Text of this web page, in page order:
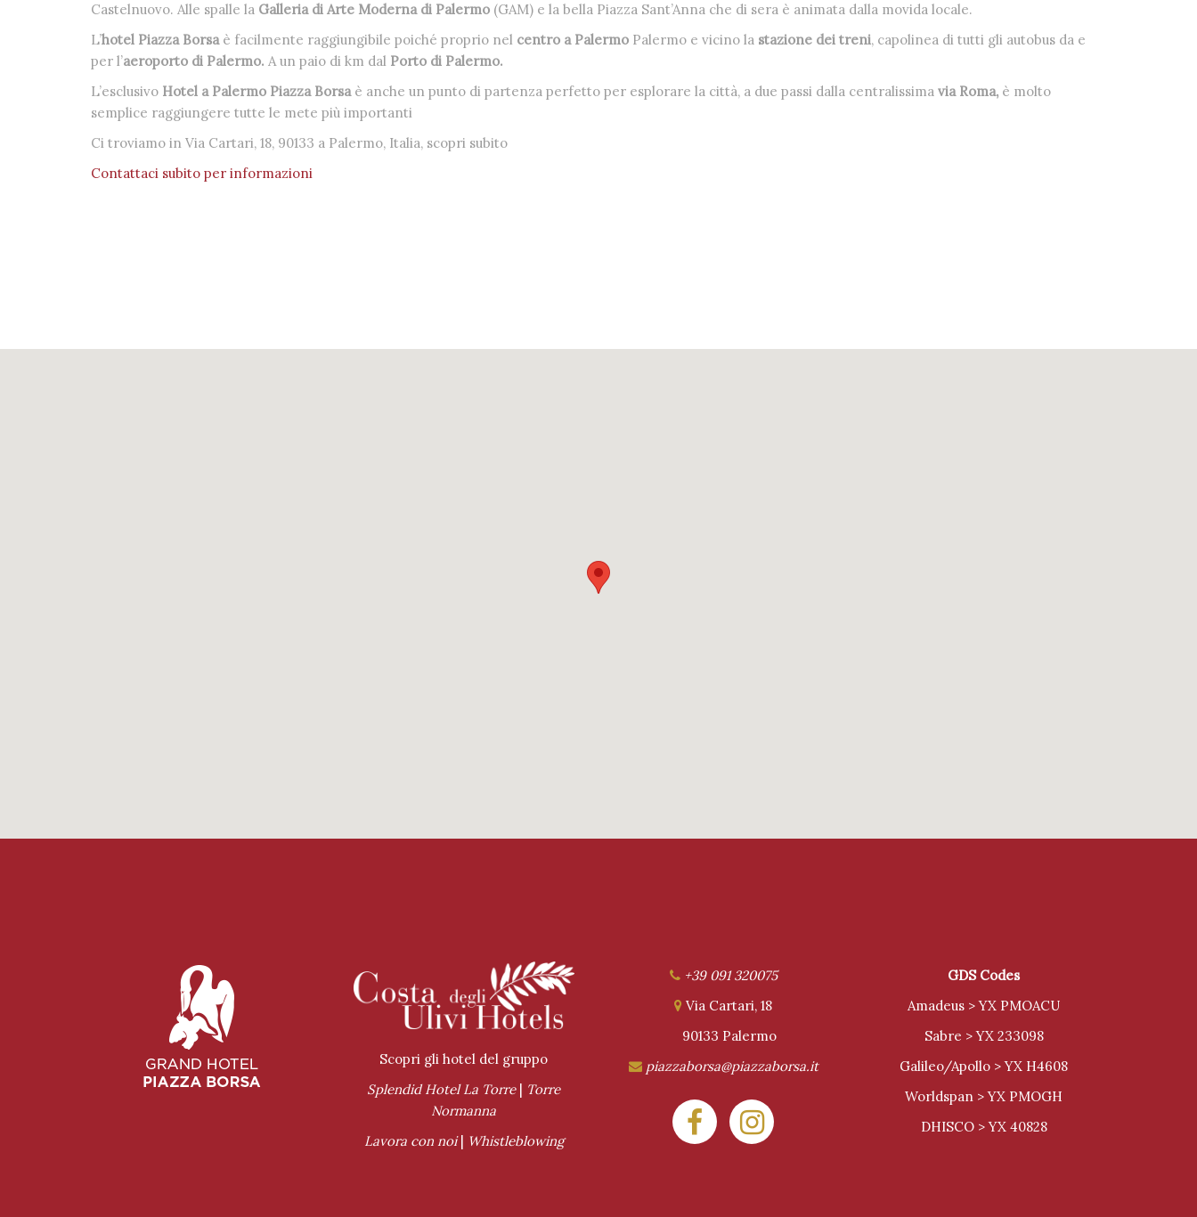
Castelnuovo. Alle spalle la Galleria di Arte Moderna di Palermo (GAM) e la bella Piazza Sant’Anna che di sera è animata dalla movida locale.
L’hotel Piazza Borsa è facilmente raggiungibile poiché proprio nel centro a Palermo Palermo e vicino la stazione dei treni, capolinea di tutti gli autobus da e
per l’aeroporto di Palermo. A un paio di km dal Porto di Palermo.
L’esclusivo Hotel a Palermo Piazza Borsaè anche un punto di partenza perfetto per esplorare la città, a due passi dalla centralissima via Roma, è molto
semplice raggiungere tutte le mete più importanti
Ci troviamo in Via Cartari, 18, 90133 a Palermo, Italia, scopri subito
Contattaci subito per informazioni
Scopri gli hotel del gruppo
Splendid Hotel La Torre| Torre
Normanna
Lavora con noi| Whistleblowing
+39 091 320075
Via Cartari, 18
90133 Palermo
piazzaborsa@piazzaborsa.it
GDS Codes
Amadeus > YX PMOACU
Sabre > YX 233098
Galileo/Apollo > YX H4608
Worldspan > YX PMOGH
DHISCO > YX 40828